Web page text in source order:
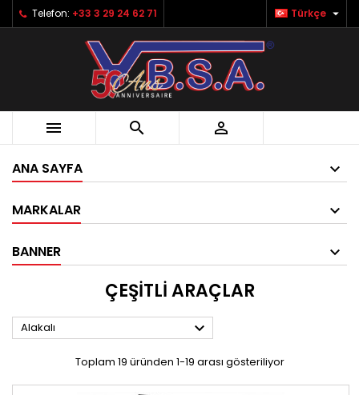
Telefon: +33 3 29 24 62 71 Türkçe 
  
ANA SAYFA
MARKALAR
BANNER
ÇEŞITLI ARAÇLAR
Alakalı 
Toplam 19 üründen 1-19 arası gösteriliyor